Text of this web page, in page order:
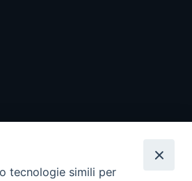
tecnologie simili per